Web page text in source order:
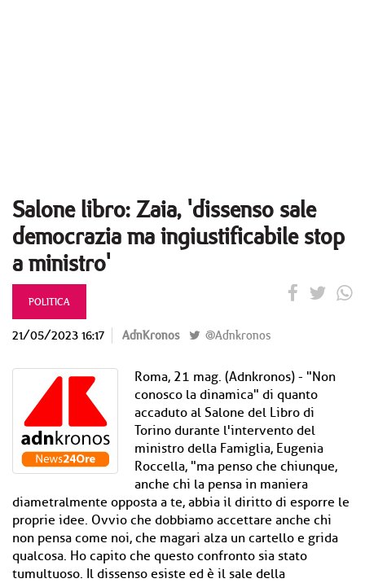
Salone libro: Zaia, 'dissenso sale
democrazia ma ingiustificabile stop
a ministro'
POLITICA
21/05/2023 16:17 AdnKronos @Adnkronos
Roma, 21 mag. (Adnkronos) - "Non
conosco la dinamica" di quanto
accaduto al Salone del Libro di
Torino durante l'intervento del
ministro della Famiglia, Eugenia
Roccella, "ma penso che chiunque,
anche chi la pensa in maniera
diametralmente opposta a te, abbia il diritto di esporre le
proprie idee. Ovvio che dobbiamo accettare anche chi
non pensa come noi, che magari alza un cartello e grida
qualcosa. Ho capito che questo confronto sia stato
tumultuoso. Il dissenso esiste ed è il sale della